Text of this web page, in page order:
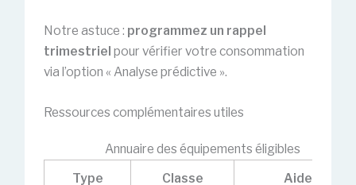
Notre astuce : programmez un rappel
trimestriel pour vérifier votre consommation
via l’option « Analyse prédictive ».
Ressources complémentaires utiles
Annuaire des équipements éligibles
Type
Classe
Aide